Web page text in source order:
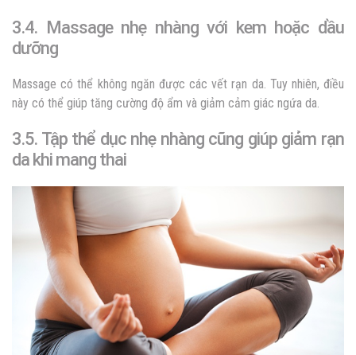
3.4. Massage nhẹ nhàng với kem hoặc dầu
dưỡng
Massage có thể không ngăn được các vết rạn da. Tuy nhiên, điều
này có thể giúp tăng cường độ ẩm và giảm cảm giác ngứa da.
3.5. Tập thể dục nhẹ nhàng cũng giúp giảm rạn
da khi mang thai